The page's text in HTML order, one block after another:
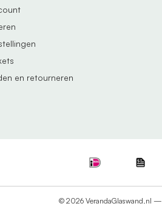
en retourneren
© 2026 VerandaGlaswand.nl —